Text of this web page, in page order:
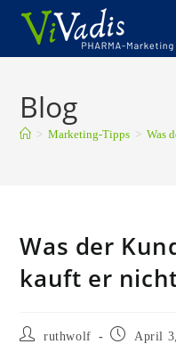
Zum
springen
Blog
> Marketing-Tipps > Was
Was der
kauft er
Beitrags-ruthwolf
Beitrag
April